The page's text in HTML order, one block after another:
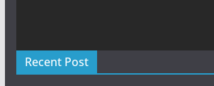
Recent Post